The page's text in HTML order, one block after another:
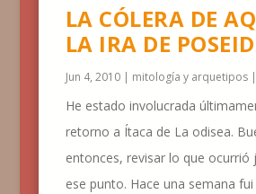
LA CÓLERA DE
LA IRA DE
Jun 4, 2010| mitología y arquetipos|
He estado involucrada
retorno a Ítaca de La odisea.
entonces, revisar lo que ocurrió
ese punto. Hace una semana